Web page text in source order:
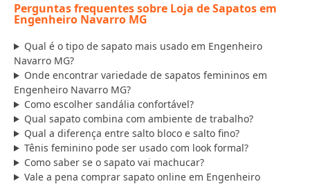
Perguntas frequentes sobre Loja de Sapatos em
Engenheiro Navarro MG
Qual é o tipo de sapato mais usado em Engenheiro
Navarro MG?
Onde encontrar variedade de sapatos femininos em
Engenheiro Navarro MG?
Como escolher sandália confortável?
Qual sapato combina com ambiente de trabalho?
Qual a diferença entre salto bloco e salto fino?
Tênis feminino pode ser usado com look formal?
Como saber se o sapato vai machucar?
Vale a pena comprar sapato online em Engenheiro